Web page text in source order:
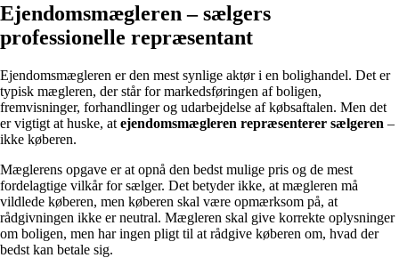
Ejendomsmægleren – sælgers
professionelle repræsentant
Ejendomsmægleren er den mest synlige aktør i en bolighandel. Det er
typisk mægleren, der står for markedsføringen af boligen,
fremvisninger, forhandlinger og udarbejdelse af købsaftalen. Men det
er vigtigt at huske, at ejendomsmægleren repræsenterer sælgeren –
ikke køberen.
Mæglerens opgave er at opnå den bedst mulige pris og de mest
fordelagtige vilkår for sælger. Det betyder ikke, at mægleren må
vildlede køberen, men køberen skal være opmærksom på, at
rådgivningen ikke er neutral. Mægleren skal give korrekte oplysninger
om boligen, men har ingen pligt til at rådgive køberen om, hvad der
bedst kan betale sig.